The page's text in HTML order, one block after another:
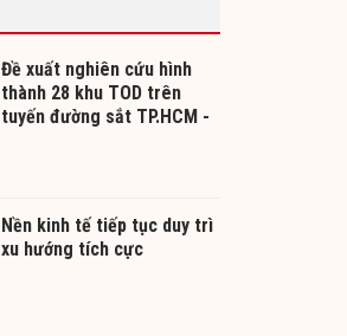
Đề xuất nghiên cứu hình
thành 28 khu TOD trên
tuyến đường sắt TP.HCM -
Nền kinh tế tiếp tục duy trì
xu hướng tích cực